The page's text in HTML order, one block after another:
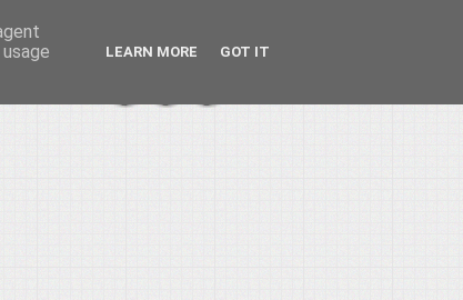
LEARN MORE GOT IT